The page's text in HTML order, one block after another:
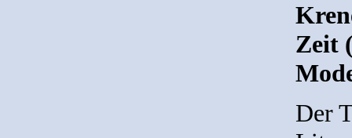
Zeit
Der